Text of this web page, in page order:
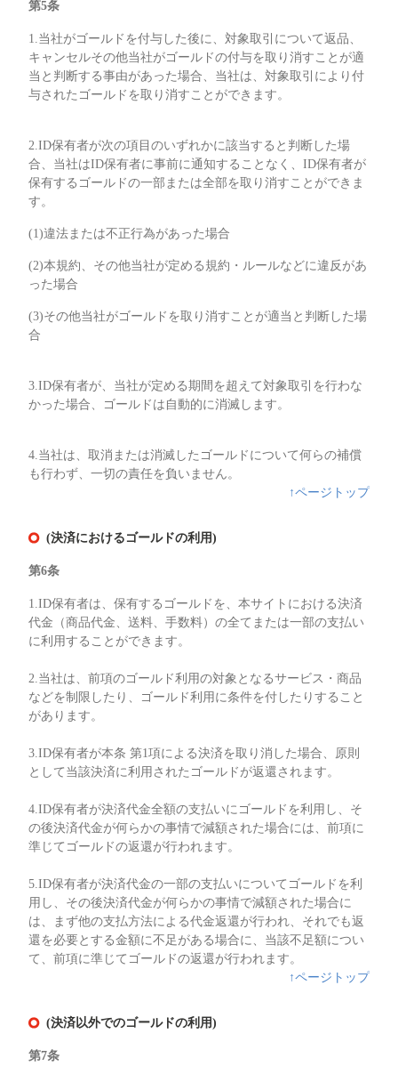
第5条
1.当社がゴールドを付与した後に、対象取引について返品、
キャンセルその他当社がゴールドの付与を取り消すことが適
当と判断する事由があった場合、当社は、対象取引により付
与されたゴールドを取り消すことができます。
2.ID保有者が次の項目のいずれかに該当すると判断した場
合、当社はID保有者に事前に通知することなく、ID保有者が
保有するゴールドの一部または全部を取り消すことができま
す。
(1)違法または不正行為があった場合
(2)本規約、その他当社が定める規約・ルールなどに違反があ
った場合
(3)その他当社がゴールドを取り消すことが適当と判断した場
合
3.ID保有者が、当社が定める期間を超えて対象取引を行わな
かった場合、ゴールドは自動的に消滅します。
4.当社は、取消または消滅したゴールドについて何らの補償
も行わず、一切の責任を負いません。
↑ページトップ
(決済におけるゴールドの利用)
第6条
1.ID保有者は、保有するゴールドを、本サイトにおける決済
代金（商品代金、送料、手数料）の全てまたは一部の支払い
に利用することができます。
2.当社は、前項のゴールド利用の対象となるサービス・商品
などを制限したり、ゴールド利用に条件を付したりすること
があります。
3.ID保有者が本条 第1項による決済を取り消した場合、原則
として当該決済に利用されたゴールドが返還されます。
4.ID保有者が決済代金全額の支払いにゴールドを利用し、そ
の後決済代金が何らかの事情で減額された場合には、前項に
準じてゴールドの返還が行われます。
5.ID保有者が決済代金の一部の支払いについてゴールドを利
用し、その後決済代金が何らかの事情で減額された場合に
は、まず他の支払方法による代金返還が行われ、それでも返
還を必要とする金額に不足がある場合に、当該不足額につい
て、前項に準じてゴールドの返還が行われます。
↑ページトップ
(決済以外でのゴールドの利用)
第7条